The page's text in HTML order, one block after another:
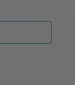
Воно
і щоб не
він може